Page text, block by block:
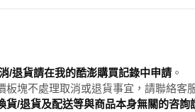
/退貨請在我的酷澎購買記錄中申請 。
板塊不處理取消或退貨事宜，請聯絡客
貨/退貨及配送等與商品本身無關的咨詢